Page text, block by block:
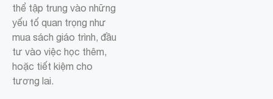
thể tập trung vào những
yếu tố quan trọng như
mua sách giáo trình, đầu
tư vào việc học thêm,
hoặc tiết kiệm cho
tương lai.